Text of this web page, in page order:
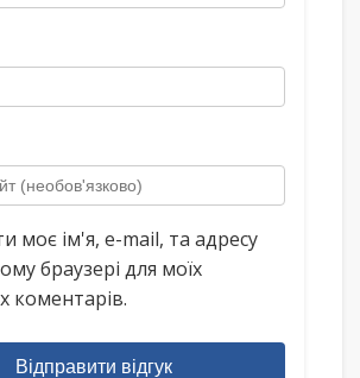
моє ім'я, e-mail, та адресу
браузері для моїх
коментарів.
Відправити відгук